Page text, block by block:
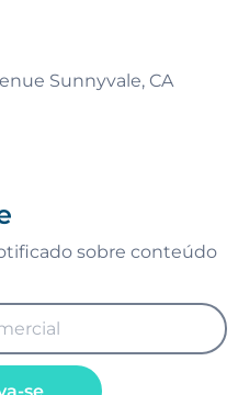
Sunnyvale, CA
sobre conteúdo
se